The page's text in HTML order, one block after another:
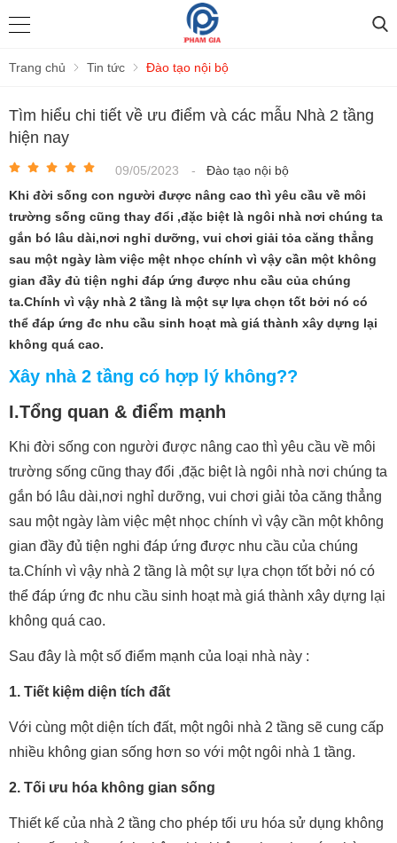
Trang chủ Tin tức Đào tạo nội bộ
Tìm hiểu chi tiết về ưu điểm và các mẫu Nhà 2 tầng
hiện nay
09/05/2023 -
Đào tạo nội bộ
Khi đời sống con người được nâng cao thì yêu cầu về môi
trường sống cũng thay đổi ,đặc biệt là ngôi nhà nơi chúng ta
gắn bó lâu dài,nơi nghỉ dưỡng, vui chơi giải tỏa căng thẳng
sau một ngày làm việc mệt nhọc chính vì vậy cần một không
gian đầy đủ tiện nghi đáp ứng được nhu cầu của chúng
ta.Chính vì vậy nhà 2 tầng là một sự lựa chọn tốt bởi nó có
thể đáp ứng đc nhu cầu sinh hoạt mà giá thành xây dựng lại
không quá cao.
Xây nhà 2 tầng có hợp lý không??
I.Tổng quan & điểm mạnh
Khi đời sống con người được nâng cao thì yêu cầu về môi
trường sống cũng thay đổi ,đặc biệt là ngôi nhà nơi chúng ta
gắn bó lâu dài,nơi nghỉ dưỡng, vui chơi giải tỏa căng thẳng
sau một ngày làm việc mệt nhọc chính vì vậy cần một không
gian đầy đủ tiện nghi đáp ứng được nhu cầu của chúng
ta.Chính vì vậy nhà 2 tầng là một sự lựa chọn tốt bởi nó có
thể đáp ứng đc nhu cầu sinh hoạt mà giá thành xây dựng lại
không quá cao.
Sau đây là một số điểm mạnh của loại nhà này :
1. Tiết kiệm diện tích đất
Với cùng một diện tích đất, một ngôi nhà 2 tầng sẽ cung cấp
nhiều không gian sống hơn so với một ngôi nhà 1 tầng.
2. Tối ưu hóa không gian sống
Thiết kế của nhà 2 tầng cho phép tối ưu hóa sử dụng không